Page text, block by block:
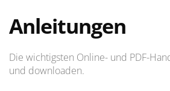
Anleitungen
Die wichtigsten Online- und PDF-
und downloaden.